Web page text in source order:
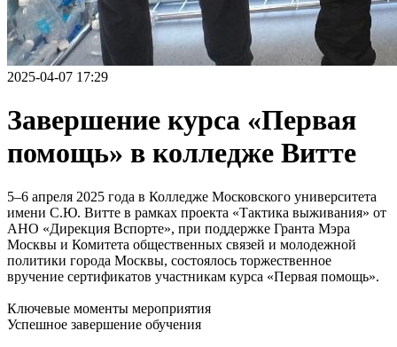
2025-04-07 17:29
Завершение курса «Первая
помощь» в колледже Витте
5–6 апреля 2025 года в Колледже Московского университета
имени С.Ю. Витте в рамках проекта «Тактика выживания» от
АНО «Дирекция Вспорте», при поддержке Гранта Мэра
Москвы и Комитета общественных связей и молодежной
политики города Москвы, состоялось торжественное
вручение сертификатов участникам курса «Первая помощь».
Ключевые моменты мероприятия
Успешное завершение обучения